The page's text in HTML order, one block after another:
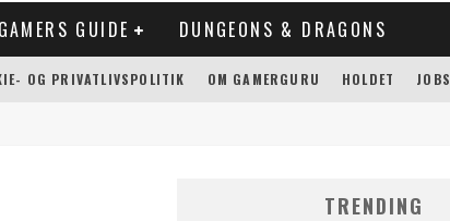
GAMERS GUIDE DUNGEONS & DRAGONS
OG PRIVATLIVSPOLITIK OM GAMERGURU HOLDET JOBS
TRENDING